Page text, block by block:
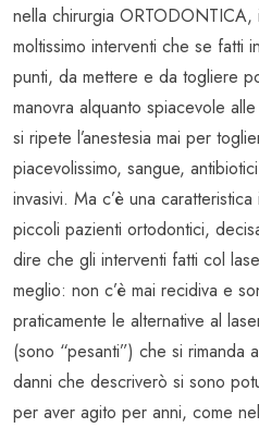
nella chirurgia
moltissimo interventi che se fatti
punti, da mettere e da togliere
manovra alquanto spiacevole
si ripete l’anestesia mai per
piacevolissimo, sangue,
invasivi. Ma c’è una
piccoli pazienti ortodontici,
dire che gli interventi fatti col
meglio: non c’è mai recidiva e
praticamente le alternative al
(sono “pesanti”) che si rimanda
danni che descriverò si sono
per aver agito per anni, come